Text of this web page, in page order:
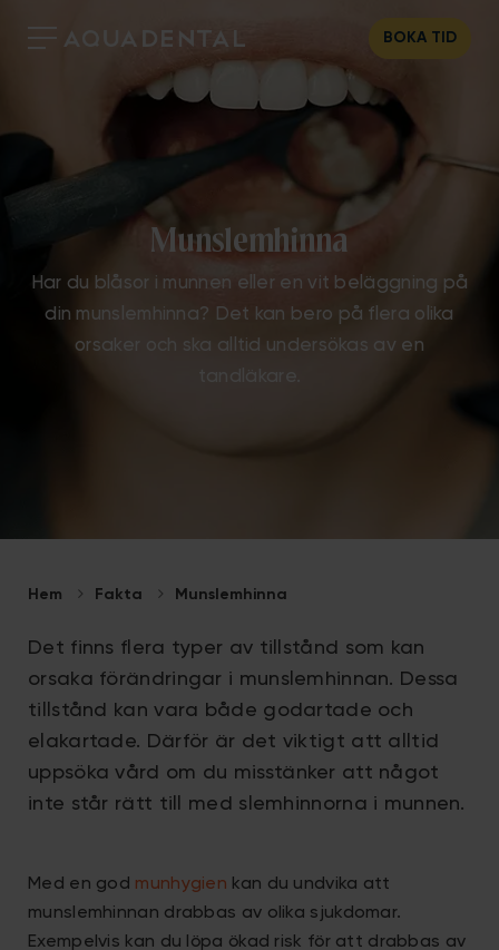
BOKA TID
Munslemhinna
Har du blåsor i munnen eller en vit beläggning på
din munslemhinna? Det kan bero på flera olika
orsaker och ska alltid undersökas av en
tandläkare.
Hem Fakta Munslemhinna
Det finns flera typer av tillstånd som kan
orsaka förändringar i munslemhinnan. Dessa
tillstånd kan vara både godartade och
elakartade. Därför är det viktigt att alltid
uppsöka vård om du misstänker att något
inte står rätt till med slemhinnorna i munnen.
Med en god munhygien kan du undvika att
munslemhinnan drabbas av olika sjukdomar.
Exempelvis kan du löpa ökad risk för att drabbas av